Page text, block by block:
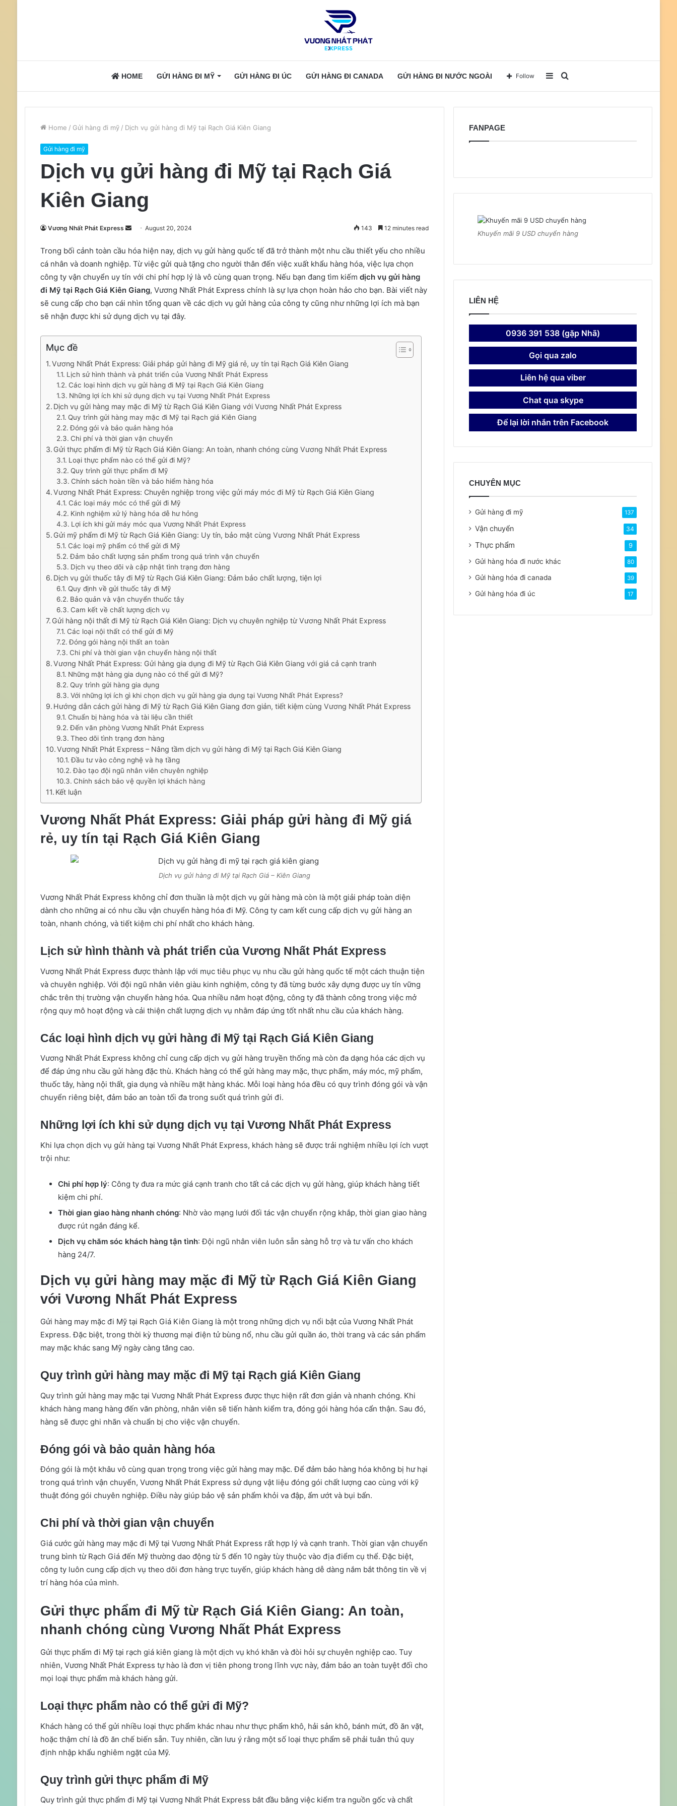
HOME GỬI HÀNG ĐI MỸ GỬI HÀNG ĐI ÚC GỬI HÀNG ĐI CANADA GỬI HÀNG ĐI NƯỚC NGOÀI
for
Sidebar
Follow
Home / Gửi hàng đi mỹ / Dịch vụ gửi hàng đi Mỹ tại Rạch Giá Kiên Giang
Gửi hàng đi mỹ
Dịch vụ gửi hàng đi Mỹ tại Rạch Giá
Kiên Giang
Vương Nhất Phát Express
Send
email
August 20, 2024 143 12 minutes read
Trong bối cảnh toàn cầu hóa hiện nay, dịch vụ gửi hàng quốc tế đã trở thành một nhu cầu thiết yếu cho nhiều
cá nhân và doanh nghiệp. Từ việc gửi quà tặng cho người thân đến việc xuất khẩu hàng hóa, việc lựa chọn
công ty vận chuyển uy tín với chi phí hợp lý là vô cùng quan trọng. Nếu bạn đang tìm kiếm dịch vụ gửi hàng
đi Mỹ tại Rạch Giá Kiên Giang, Vương Nhất Phát Express chính là sự lựa chọn hoàn hảo cho bạn. Bài viết này
sẽ cung cấp cho bạn cái nhìn tổng quan về các dịch vụ gửi hàng của công ty cũng như những lợi ích mà bạn
sẽ nhận được khi sử dụng dịch vụ tại đây.
Mục đề
Vương Nhất Phát Express: Giải pháp gửi hàng đi Mỹ giá rẻ, uy tín tại Rạch Giá Kiên Giang
Lịch sử hình thành và phát triển của Vương Nhất Phát Express
Các loại hình dịch vụ gửi hàng đi Mỹ tại Rạch Giá Kiên Giang
Những lợi ích khi sử dụng dịch vụ tại Vương Nhất Phát Express
Dịch vụ gửi hàng may mặc đi Mỹ từ Rạch Giá Kiên Giang với Vương Nhất Phát Express
Quy trình gửi hàng may mặc đi Mỹ tại Rạch giá Kiên Giang
Đóng gói và bảo quản hàng hóa
Chi phí và thời gian vận chuyển
Gửi thực phẩm đi Mỹ từ Rạch Giá Kiên Giang: An toàn, nhanh chóng cùng Vương Nhất Phát Express
Loại thực phẩm nào có thể gửi đi Mỹ?
Quy trình gửi thực phẩm đi Mỹ
Chính sách hoàn tiền và bảo hiểm hàng hóa
Vương Nhất Phát Express: Chuyên nghiệp trong việc gửi máy móc đi Mỹ từ Rạch Giá Kiên Giang
Các loại máy móc có thể gửi đi Mỹ
Kinh nghiệm xử lý hàng hóa dễ hư hỏng
Lợi ích khi gửi máy móc qua Vương Nhất Phát Express
Gửi mỹ phẩm đi Mỹ từ Rạch Giá Kiên Giang: Uy tín, bảo mật cùng Vương Nhất Phát Express
Các loại mỹ phẩm có thể gửi đi Mỹ
Đảm bảo chất lượng sản phẩm trong quá trình vận chuyển
Dịch vụ theo dõi và cập nhật tình trạng đơn hàng
Dịch vụ gửi thuốc tây đi Mỹ từ Rạch Giá Kiên Giang: Đảm bảo chất lượng, tiện lợi
Quy định về gửi thuốc tây đi Mỹ
Bảo quản và vận chuyển thuốc tây
Cam kết về chất lượng dịch vụ
Gửi hàng nội thất đi Mỹ từ Rạch Giá Kiên Giang: Dịch vụ chuyên nghiệp từ Vương Nhất Phát Express
Các loại nội thất có thể gửi đi Mỹ
Đóng gói hàng nội thất an toàn
Chi phí và thời gian vận chuyển hàng nội thất
Vương Nhất Phát Express: Gửi hàng gia dụng đi Mỹ từ Rạch Giá Kiên Giang với giá cả cạnh tranh
Những mặt hàng gia dụng nào có thể gửi đi Mỹ?
Quy trình gửi hàng gia dụng
Với những lợi ích gì khi chọn dịch vụ gửi hàng gia dụng tại Vương Nhất Phát Express?
Hướng dẫn cách gửi hàng đi Mỹ từ Rạch Giá Kiên Giang đơn giản, tiết kiệm cùng Vương Nhất Phát Express
Chuẩn bị hàng hóa và tài liệu cần thiết
Đến văn phòng Vương Nhất Phát Express
Theo dõi tình trạng đơn hàng
Vương Nhất Phát Express – Nâng tầm dịch vụ gửi hàng đi Mỹ tại Rạch Giá Kiên Giang
Đầu tư vào công nghệ và hạ tầng
Đào tạo đội ngũ nhân viên chuyên nghiệp
Chính sách bảo vệ quyền lợi khách hàng
Kết luận
Vương Nhất Phát Express: Giải pháp gửi hàng đi Mỹ giá
rẻ, uy tín tại Rạch Giá Kiên Giang
Dịch vụ gửi hàng đi Mỹ tại Rạch Giá – Kiên Giang
Vương Nhất Phát Express không chỉ đơn thuần là một dịch vụ gửi hàng mà còn là một giải pháp toàn diện
dành cho những ai có nhu cầu vận chuyển hàng hóa đi Mỹ. Công ty cam kết cung cấp dịch vụ gửi hàng an
toàn, nhanh chóng, và tiết kiệm chi phí nhất cho khách hàng.
Lịch sử hình thành và phát triển của Vương Nhất Phát Express
Vương Nhất Phát Express được thành lập với mục tiêu phục vụ nhu cầu gửi hàng quốc tế một cách thuận tiện
và chuyên nghiệp. Với đội ngũ nhân viên giàu kinh nghiệm, công ty đã từng bước xây dựng được uy tín vững
chắc trên thị trường vận chuyển hàng hóa. Qua nhiều năm hoạt động, công ty đã thành công trong việc mở
rộng quy mô hoạt động và cải thiện chất lượng dịch vụ nhằm đáp ứng tốt nhất nhu cầu của khách hàng.
Các loại hình dịch vụ gửi hàng đi Mỹ tại Rạch Giá Kiên Giang
Vương Nhất Phát Express không chỉ cung cấp dịch vụ gửi hàng truyền thống mà còn đa dạng hóa các dịch vụ
để đáp ứng nhu cầu gửi hàng đặc thù. Khách hàng có thể gửi hàng may mặc, thực phẩm, máy móc, mỹ phẩm,
thuốc tây, hàng nội thất, gia dụng và nhiều mặt hàng khác. Mỗi loại hàng hóa đều có quy trình đóng gói và vận
chuyển riêng biệt, đảm bảo an toàn tối đa trong suốt quá trình gửi đi.
Những lợi ích khi sử dụng dịch vụ tại Vương Nhất Phát Express
Khi lựa chọn dịch vụ gửi hàng tại Vương Nhất Phát Express, khách hàng sẽ được trải nghiệm nhiều lợi ích vượt
trội như:
Chi phí hợp lý: Công ty đưa ra mức giá cạnh tranh cho tất cả các dịch vụ gửi hàng, giúp khách hàng tiết
kiệm chi phí.
Thời gian giao hàng nhanh chóng: Nhờ vào mạng lưới đối tác vận chuyển rộng khắp, thời gian giao hàng
được rút ngắn đáng kể.
Dịch vụ chăm sóc khách hàng tận tình: Đội ngũ nhân viên luôn sẵn sàng hỗ trợ và tư vấn cho khách
hàng 24/7.
Dịch vụ gửi hàng may mặc đi Mỹ từ Rạch Giá Kiên Giang
với Vương Nhất Phát Express
Gửi hàng may mặc đi Mỹ tại Rạch Giá Kiên Giang là một trong những dịch vụ nổi bật của Vương Nhất Phát
Express. Đặc biệt, trong thời kỳ thương mại điện tử bùng nổ, nhu cầu gửi quần áo, thời trang và các sản phẩm
may mặc khác sang Mỹ ngày càng tăng cao.
Quy trình gửi hàng may mặc đi Mỹ tại Rạch giá Kiên Giang
Quy trình gửi hàng may mặc tại Vương Nhất Phát Express được thực hiện rất đơn giản và nhanh chóng. Khi
khách hàng mang hàng đến văn phòng, nhân viên sẽ tiến hành kiểm tra, đóng gói hàng hóa cẩn thận. Sau đó,
hàng sẽ được ghi nhãn và chuẩn bị cho việc vận chuyển.
Đóng gói và bảo quản hàng hóa
Đóng gói là một khâu vô cùng quan trọng trong việc gửi hàng may mặc. Để đảm bảo hàng hóa không bị hư hại
trong quá trình vận chuyển, Vương Nhất Phát Express sử dụng vật liệu đóng gói chất lượng cao cùng với kỹ
thuật đóng gói chuyên nghiệp. Điều này giúp bảo vệ sản phẩm khỏi va đập, ẩm ướt và bụi bẩn.
Chi phí và thời gian vận chuyển
Giá cước gửi hàng may mặc đi Mỹ tại Vương Nhất Phát Express rất hợp lý và cạnh tranh. Thời gian vận chuyển
trung bình từ Rạch Giá đến Mỹ thường dao động từ 5 đến 10 ngày tùy thuộc vào địa điểm cụ thể. Đặc biệt,
công ty luôn cung cấp dịch vụ theo dõi đơn hàng trực tuyến, giúp khách hàng dễ dàng nắm bắt thông tin về vị
trí hàng hóa của mình.
Gửi thực phẩm đi Mỹ từ Rạch Giá Kiên Giang: An toàn,
nhanh chóng cùng Vương Nhất Phát Express
Gửi thực phẩm đi Mỹ tại rạch giá kiên giang là một dịch vụ khó khăn và đòi hỏi sự chuyên nghiệp cao. Tuy
nhiên, Vương Nhất Phát Express tự hào là đơn vị tiên phong trong lĩnh vực này, đảm bảo an toàn tuyệt đối cho
mọi loại thực phẩm mà khách hàng gửi.
Loại thực phẩm nào có thể gửi đi Mỹ?
Khách hàng có thể gửi nhiều loại thực phẩm khác nhau như thực phẩm khô, hải sản khô, bánh mứt, đồ ăn vặt,
hoặc thậm chí là đồ ăn chế biến sẵn. Tuy nhiên, cần lưu ý rằng một số loại thực phẩm sẽ phải tuân thủ quy
định nhập khẩu nghiêm ngặt của Mỹ.
Quy trình gửi thực phẩm đi Mỹ
Quy trình gửi thực phẩm đi Mỹ tại Vương Nhất Phát Express bắt đầu bằng việc kiểm tra nguồn gốc và chất
FANPAGE
Khuyến mãi 9 USD chuyển hàng
LIÊN HỆ
0936 391 538 (gặp Nhã)
Gọi qua zalo
Liên hệ qua viber
Chat qua skype
Để lại lời nhắn trên Facebook
CHUYÊN MỤC
Gửi hàng đi mỹ 137
Vận chuyển 34
Thực phẩm 9
Gửi hàng hóa đi nước khác 80
Gửi hàng hóa đi canada 39
Gửi hàng hóa đi úc 17